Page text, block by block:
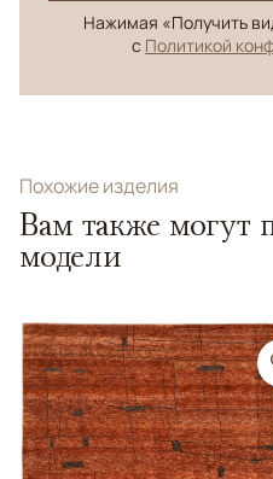
Нажимая «Получить
с Политикой
Похожие изделия
Вам также могут
модели